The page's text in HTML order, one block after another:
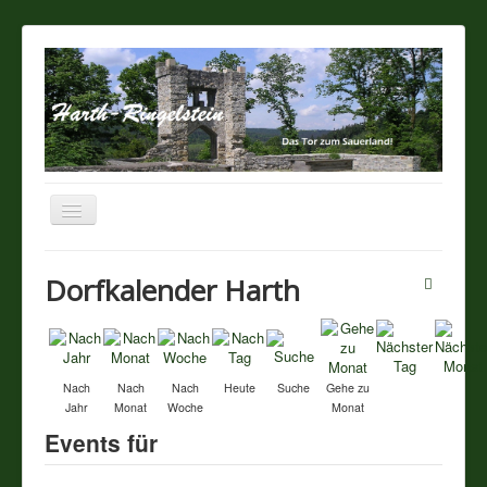
Navigation
Über unseren Ort
Dorfkalender Harth
Nach
Jahr
Nach
Monat
Nach
Woche
Heute Suche
Gehe zu
Monat
Events für